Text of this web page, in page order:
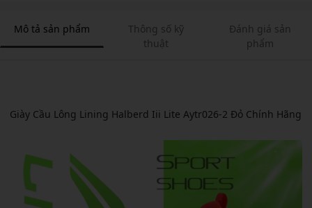
Mô tả sản phẩm
Thông số kỹ
thuật
Đánh giá sản
phẩm
Giày Cầu Lông Lining Halberd Iii Lite Aytr026-2 Đỏ Chính Hãng